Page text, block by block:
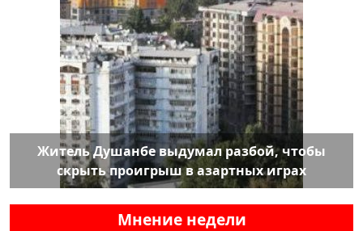
Житель Душанбе выдумал разбой, чтобы
скрыть проигрыш в азартных играх
Мнение недели